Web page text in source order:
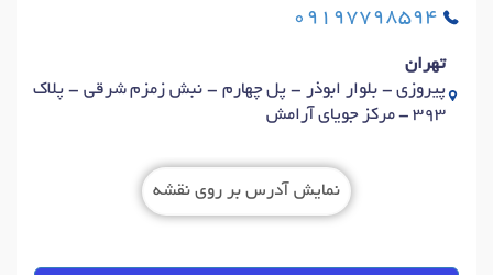
09197798594
تهران
پیروزی - بلوار ابوذر - پل چهارم - نبش زمزم شرقی - پلاک
393 - مرکز جویای آرامش
نمایش آدرس بر روی نقشه